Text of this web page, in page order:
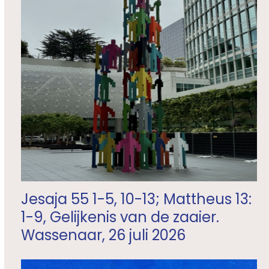
Jesaja 55 1-5, 10-13; Mattheus 13:
1-9, Gelijkenis van de zaaier.
Wassenaar, 26 juli 2026